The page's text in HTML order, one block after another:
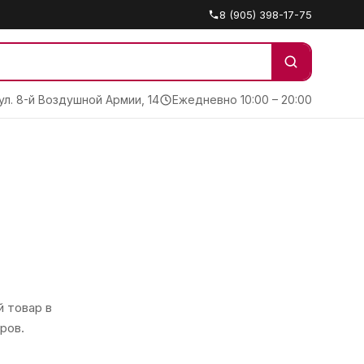
8 (905) 398-17-75
8-й Воздушной Армии, 14 Ежедневно 10:00 – 20:00
товар в